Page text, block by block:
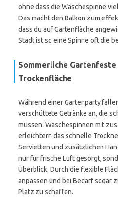
ohne dass die Wäschespinne
Das macht den Balkon zum
dass du auf Gartenfläche
Stadt ist so eine Spinne oft die
Sommerliche
Trockenfläche
Während einer Gartenparty
verschüttete Getränke an, die
müssen. Wäschespinnen mit
erleichtern das schnelle
Servietten und zusätzlichen
nur für frische Luft gesorgt,
Überblick. Durch die flexible
anpassen und bei Bedarf sogar
Platz zu schaffen.